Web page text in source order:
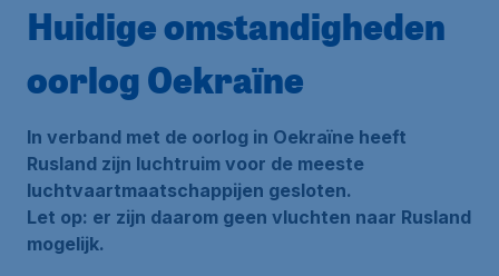
Huidige omstandigheden
oorlog Oekraïne
In verband met de oorlog in Oekraïne heeft
Rusland zijn luchtruim voor de meeste
luchtvaartmaatschappijen gesloten.
Let op: er zijn daarom geen vluchten naar Rusland
mogelijk.